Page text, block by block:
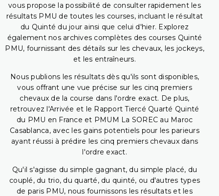
vous propose la possibilité de consulter rapidement les
résultats PMU de toutes les courses, incluant le résultat
du Quinté du jour ainsi que celui d'hier. Explorez
également nos archives complètes des courses Quinté
PMU, fournissant des détails sur les chevaux, les jockeys,
et les entraîneurs.
Nous publions les résultats dès qu'ils sont disponibles,
vous offrant une vue précise sur les cinq premiers
chevaux de la course dans l'ordre exact. De plus,
retrouvez l'Arrivée et le Rapport Tiercé Quarté Quinté
du PMU en France et PMUM La SOREC au Maroc
Casablanca, avec les gains potentiels pour les parieurs
ayant réussi à prédire les cinq premiers chevaux dans
l'ordre exact.
Qu'il s'agisse du simple gagnant, du simple placé, du
couplé, du trio, du quarté, du quinté, ou d'autres types
de paris PMU, nous fournissons les résultats et les